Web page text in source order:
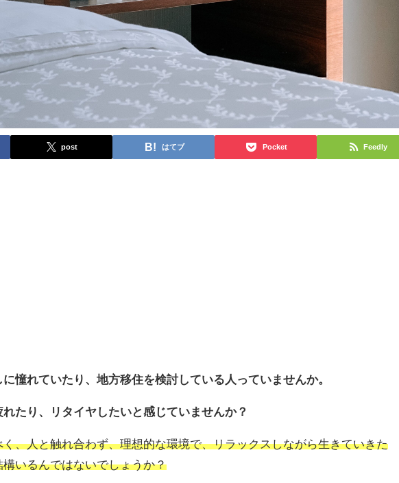
post はてブ Pocket Feedly
憧れていたり、地方移住を検討している人っていませんか。
たり、リタイヤしたいと感じていませんか？
、人と触れ合わず、理想的な環境で、リラックスしながら生きていきた
構いるんではないでしょうか？